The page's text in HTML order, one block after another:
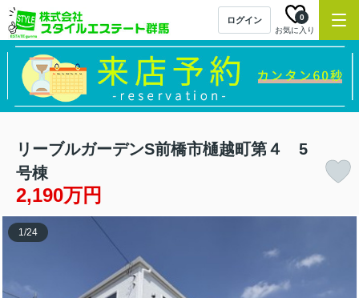
ログイン
お気に入り
0
リーブルガーデンS前橋市樋越町第４ 5
号棟
2,190万円
1 /24